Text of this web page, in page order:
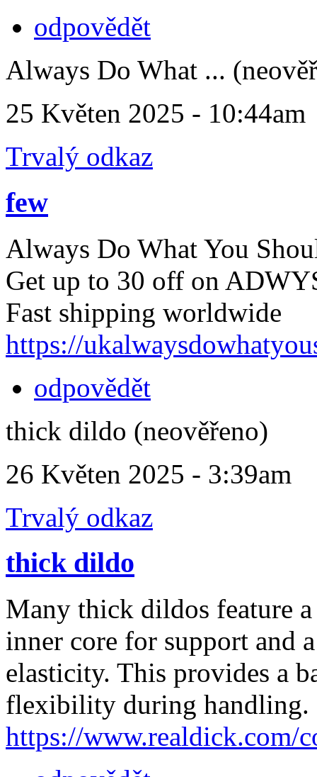
odpovědět
Always Do What ...
25 Květen 2025 - 10:44am
Trvalý odkaz
few
Always Do What You
Get up to 30 off on
Fast shipping worldwide
https://
odpovědět
thick dildo (neověřeno)
26 Květen 2025 - 3:39am
Trvalý odkaz
thick dildo
Many thick dildos feature
inner core for support and
elasticity. This provides a
flexibility during handling.
https://www.realdick.com/